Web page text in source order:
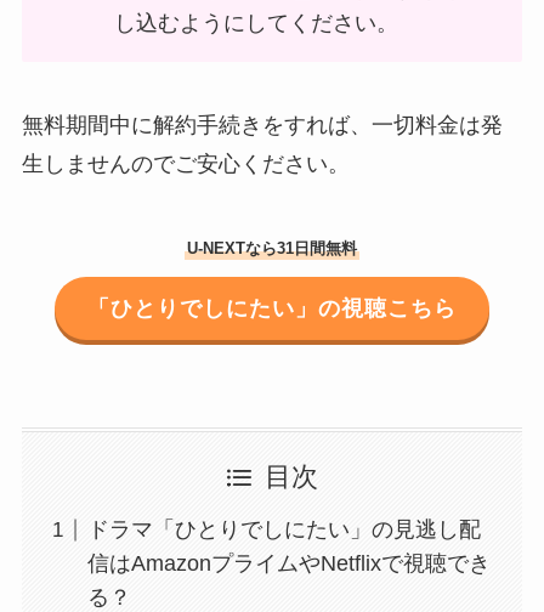
し込むようにしてください。
無料期間中に解約手続きをすれば、一切料金は発
生しませんのでご安心ください。
U-NEXTなら31日間無料
「ひとりでしにたい」の視聴こちら
目次
ドラマ「ひとりでしにたい」の見逃し配
信はAmazonプライムやNetflixで視聴でき
る？